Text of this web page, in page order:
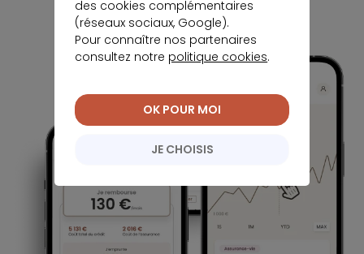
des cookies complémentaires
(réseaux sociaux, Google).
Pour connaître nos partenaires
consultez notre politique cookies.
JE CHOISIS
OK POUR MOI